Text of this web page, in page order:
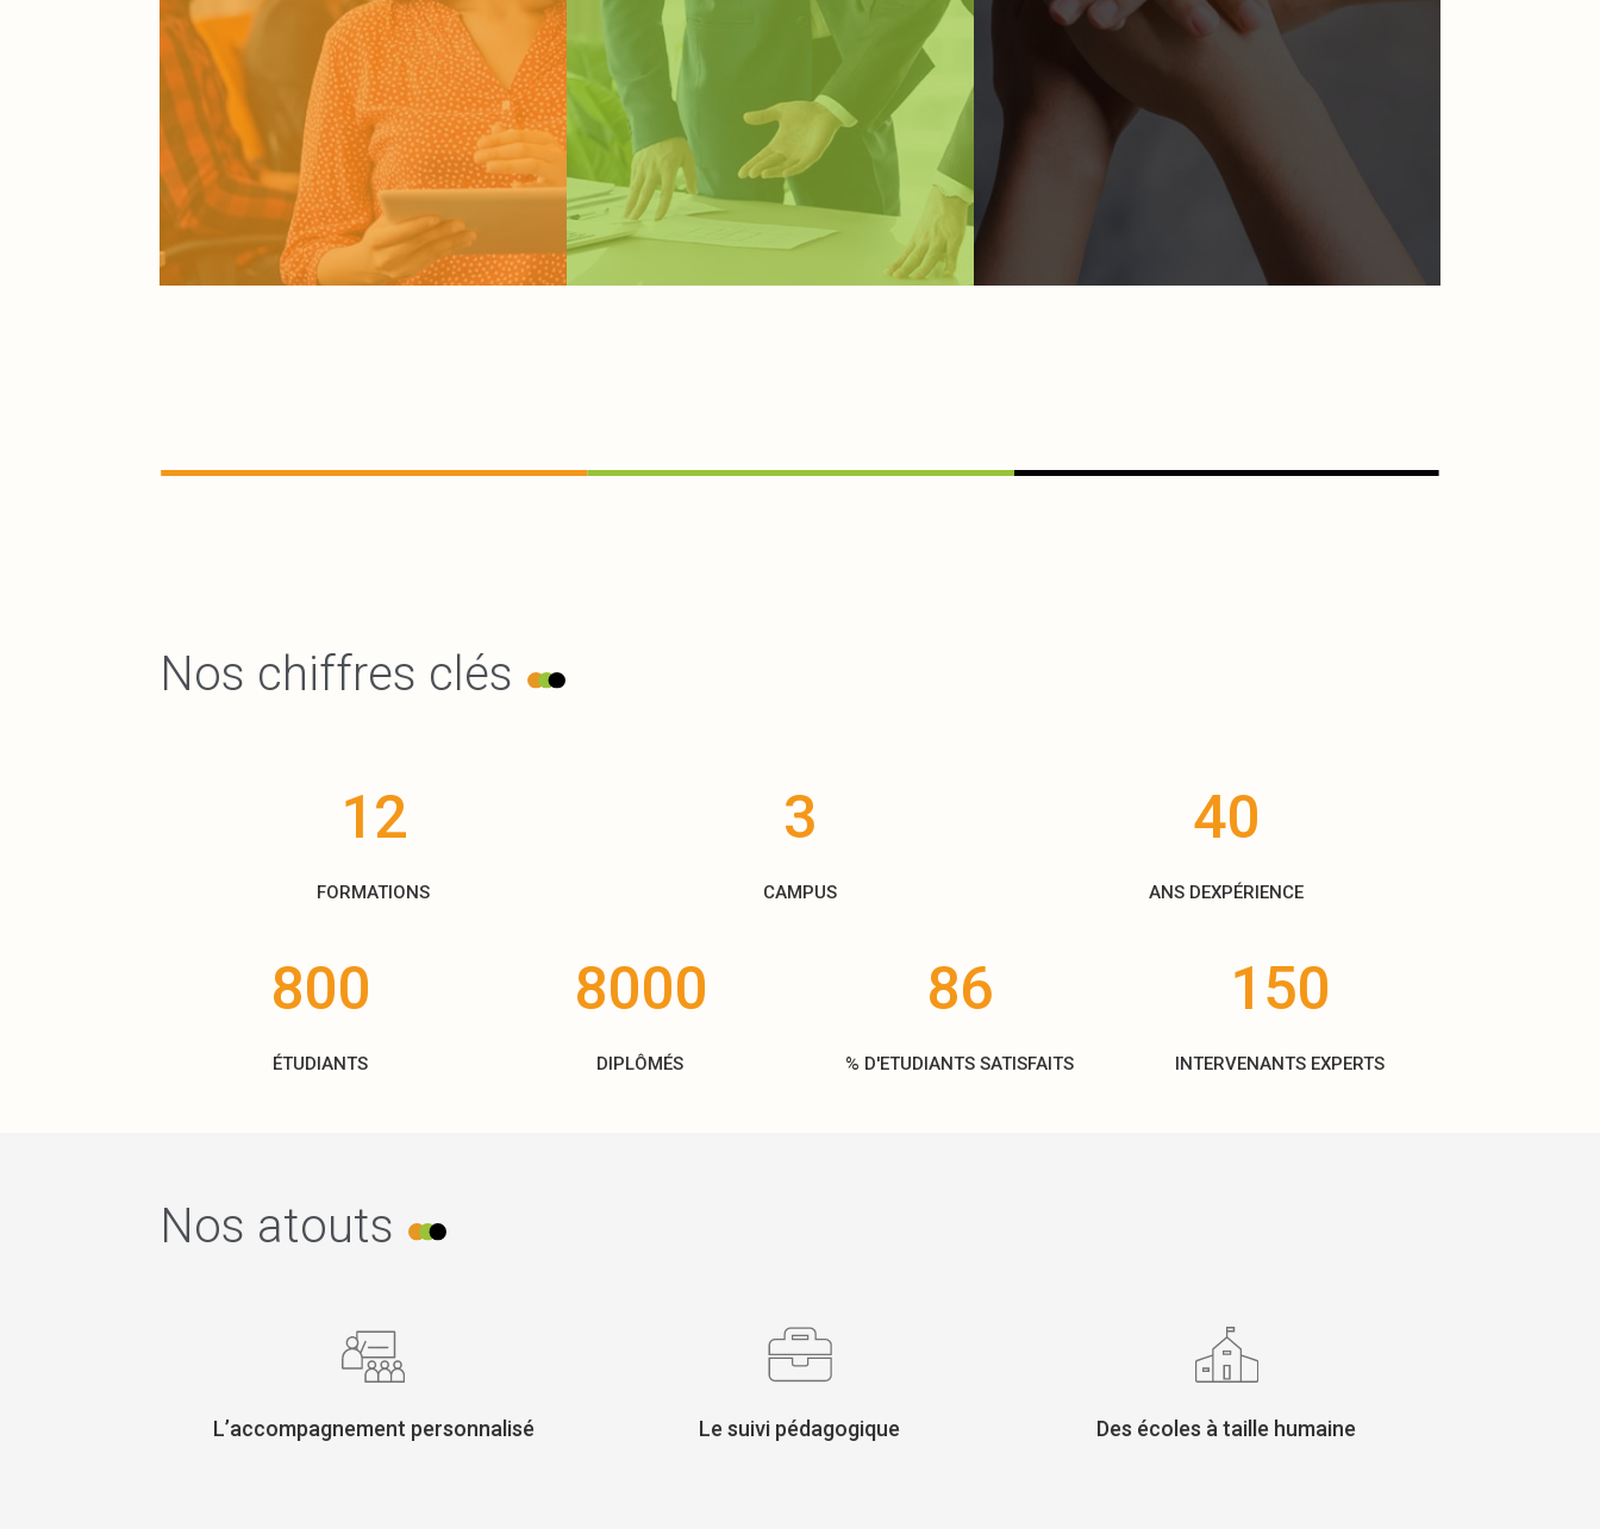
Nos chiffres clés
12
FORMATIONS
3
CAMPUS
40
ANS DEXPÉRIENCE
800
ÉTUDIANTS
8000
DIPLÔMÉS
86
% D'ETUDIANTS SATISFAITS
150
INTERVENANTS EXPERTS
Nos atouts
L’accompagnement personnalisé Le suivi pédagogique Des écoles à taille humaine